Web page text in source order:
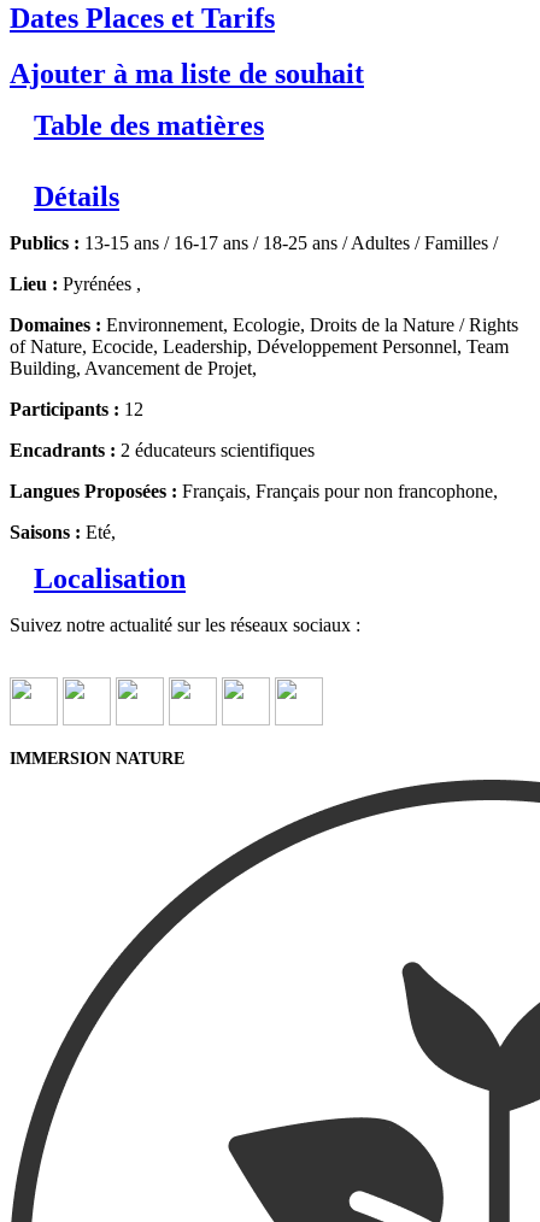
Dates Places et Tarifs
Ajouter à ma liste de souhait
Table des matières
Détails
Publics : 13-15 ans / 16-17 ans / 18-25 ans / Adultes / Familles /
Lieu : Pyrénées ,
Domaines : Environnement, Ecologie, Droits de la Nature / Rights
of Nature, Ecocide, Leadership, Développement Personnel, Team
Building, Avancement de Projet,
Participants : 12
Encadrants : 2 éducateurs scientifiques
Langues Proposées : Français, Français pour non francophone,
Saisons : Eté,
Localisation
Suivez notre actualité sur les réseaux sociaux :
IMMERSION NATURE